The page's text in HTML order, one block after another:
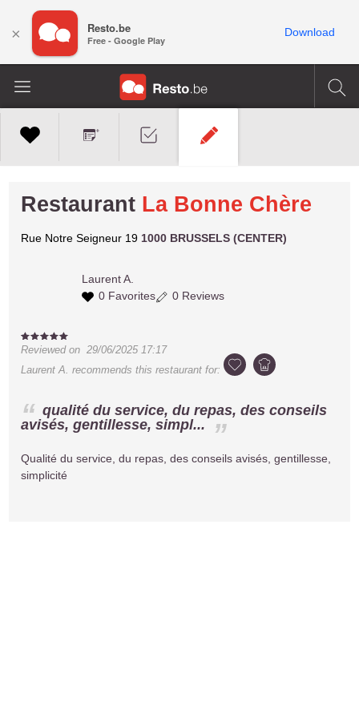
Restaurant La Bonne Chère
Rue Notre Seigneur 19 1000 BRUSSELS (CENTER)
Laurent A.
0 Favorites
0 Reviews
Reviewed on29/06/2025 17:17
Laurent A. recommends this restaurant for:
qualité du service, du repas, des conseils
avisés, gentillesse, simpl...
Qualité du service, du repas, des conseils avisés, gentillesse,
simplicité
× Resto.be
Free - Google Play
Download